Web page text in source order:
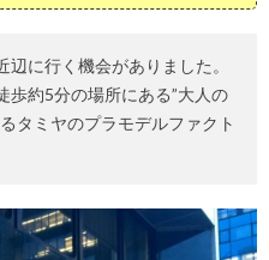
に行く機会がありました。
歩約5分の場所にある”大人の
タミヤのプラモデルファクト